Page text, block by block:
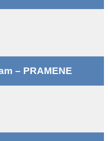
– PRAMENE